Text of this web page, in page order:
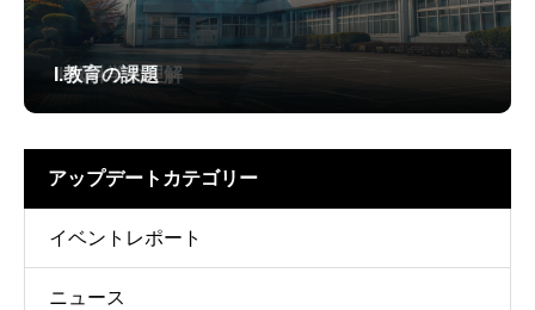
I.教育の課題
II.脳科学の理解
III.アセスメントとは
アップデートカテゴリー
イベントレポート
ニュース